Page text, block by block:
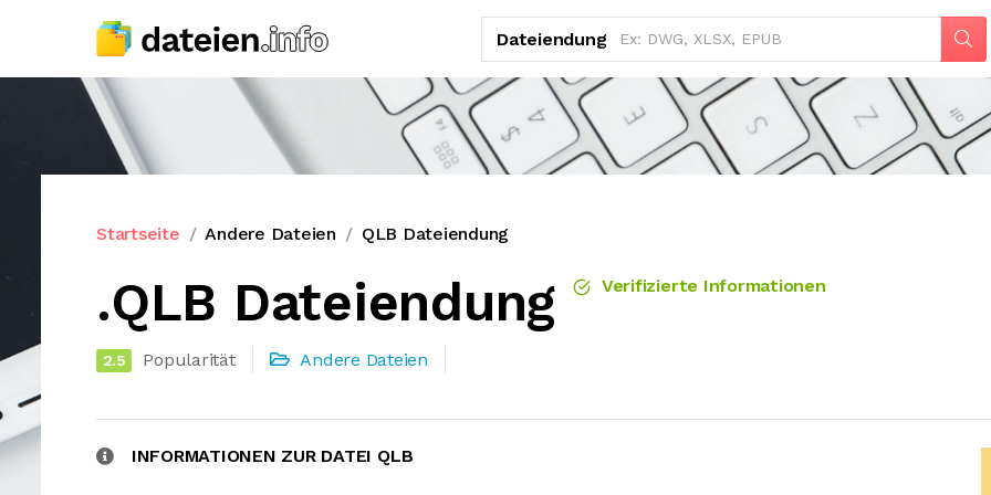
Dateiendung
Startseite Andere Dateien QLB Dateiendung
.QLB Dateiendung Verifizierte Informationen
2.5 Popularität Andere Dateien
INFORMATIONEN ZUR DATEI QLB